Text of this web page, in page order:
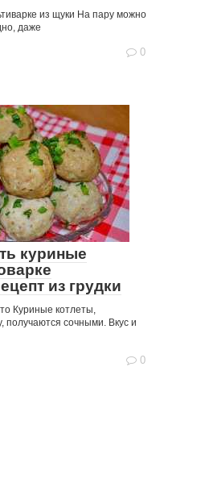
из щуки На пару можно
даже
0
куриные
из грудки
Куриные котлеты,
получаются сочными. Вкус и
0